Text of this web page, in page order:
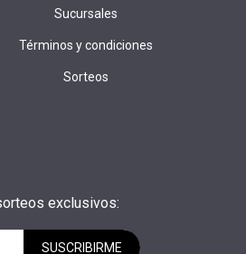
Sucursales
Términos y condiciones
Sorteos
exclusivos:
SUSCRIBIRME